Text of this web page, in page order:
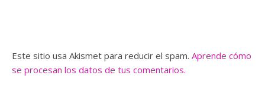
Este sitio usa Akismet para reducir el spam. Aprende cómo
se procesan los datos de tus comentarios.